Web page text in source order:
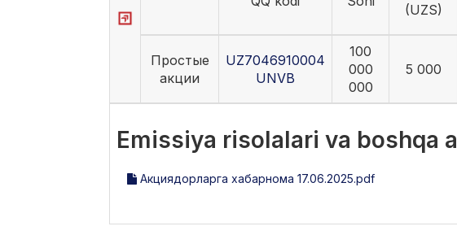
(UZS)
Простые
акции
UZ7046910004
UNVB
100
000
000
5 000
Emissiya risolalari va boshqa
Акциядорларга хабарнома 17.06.2025.pdf